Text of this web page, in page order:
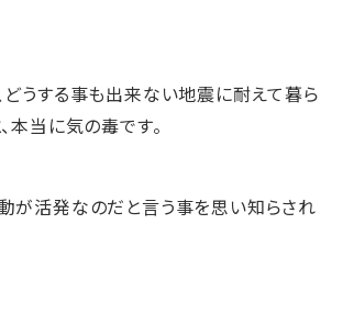
どうする事も出来ない地震に耐えて暮ら
本当に気の毒です。
が活発なのだと言う事を思い知らされ